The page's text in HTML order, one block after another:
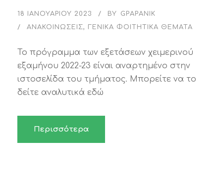
18 ΙΑΝΟΥΑΡΊΟΥ 2023 BY
GPAPANIK
ΑΝΑΚΟΙΝΏΣΕΙΣ, ΓΕΝΙΚΆ ΦΟΙΤΗΤΙΚΆ ΘΈΜΑΤΑ
Το πρόγραμμα των εξετάσεων χειμερινού
εξαμήνου 2022-23 είναι αναρτημένο στην
ιστοσελίδα του τμήματος. Μπορείτε να το
δείτε αναλυτικά εδώ
Περισσότερα